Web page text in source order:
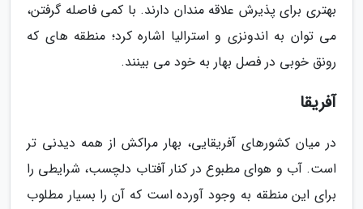
بهتری برای پذیرش علاقه مندان دارند. با کمی فاصله گرفتن،
می توان به اندونزی و استرالیا اشاره کرد؛ منطقه های که
رونق خوبی در فصل بهار به خود می بینند.
آفریقا
در میان کشورهای آفریقایی، بهار مراکش از همه دیدنی تر
است. آب و هوای مطبوع در کنار آفتاب دلچسب، شرایطی را
برای این منطقه به وجود آورده است که آن را بسیار مطلوب